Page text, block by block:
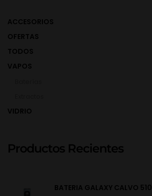
ACCESORIOS
OFERTAS
TODOS
VAPOS
VIDRIO
Productos Recientes
BATERIA GALAXY CALVO 510